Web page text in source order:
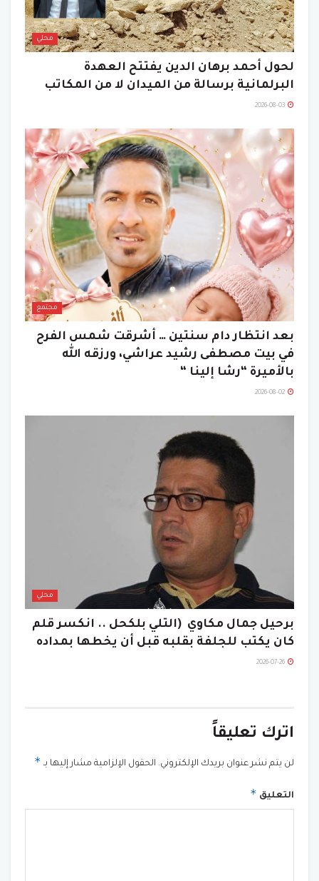
محلي
لحول أحمد برهان الدين يفتتح العهدة
البرلمانية برسالة من الميدان لا من المكاتب
مجتمع
بعد انتظار دام سنتين … أشرقت شمس الفرح
في بيت مصطفى رشيد عراشي، ورزقه الله
بالأميرة “رشا إلينا “
محلي
برحيل جمال مكاوي (التلي بلكحل .. انكسر قلم
كان يكتب للجلفة بقلبه قبل أن يخطها بمداده
اترك تعليقاً
لن يتم نشر عنوان بريدك الإلكتروني. الحقول الإلزامية مشار إليها بـ *
التعليق *